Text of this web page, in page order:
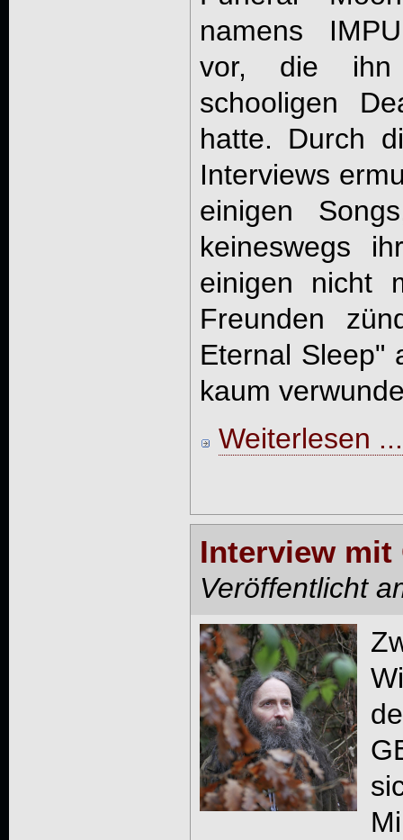
namens
vor, die ihn
schooligen
hatte. Durch
Interviews
einigen
keineswegs
einigen nicht
Freunden
Eternal Sleep"
kaum
Weiterlesen ...
Interview mit
Veröffentlicht